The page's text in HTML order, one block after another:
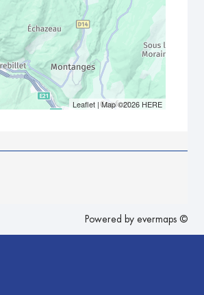
Leaflet| Map ©2026 HERE
Powered by evermaps ©